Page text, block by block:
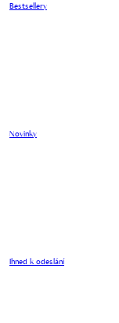
Bestsellery
Novinky
Ihned k odeslání